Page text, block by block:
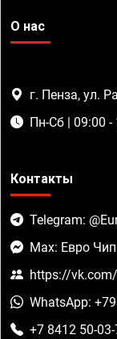
О нас
г. Пенза, ул.
Пн-Сб | 09:00 -
Контакты
Telegram:
Max: Евро
https://
WhatsApp:
+7 8412 50-03-